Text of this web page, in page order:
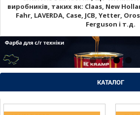
виробників, таких як: Claas, New
Fahr, LAVERDA, Case, JCB, Yetter,
Ferguson і т.д.
КАТАЛОГ